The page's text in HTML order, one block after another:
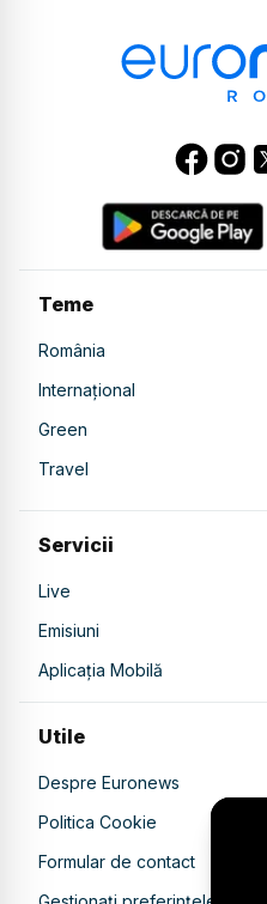
Teme
România
Internațional
Green
Travel
Servicii
Live
Emisiuni
Aplicația Mobilă
Utile
Despre Euronews
Politica Cookie
Formular de contact